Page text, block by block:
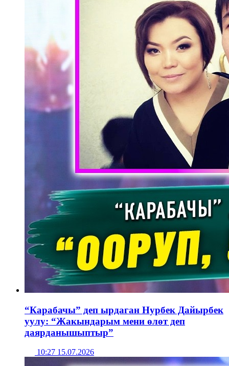
“Карабачы” деп ырдаган Нурбек Дайырбек
уулу: “Жакындарым мени өлөт деп
даярданышыптыр”
10:27 15.07.2026